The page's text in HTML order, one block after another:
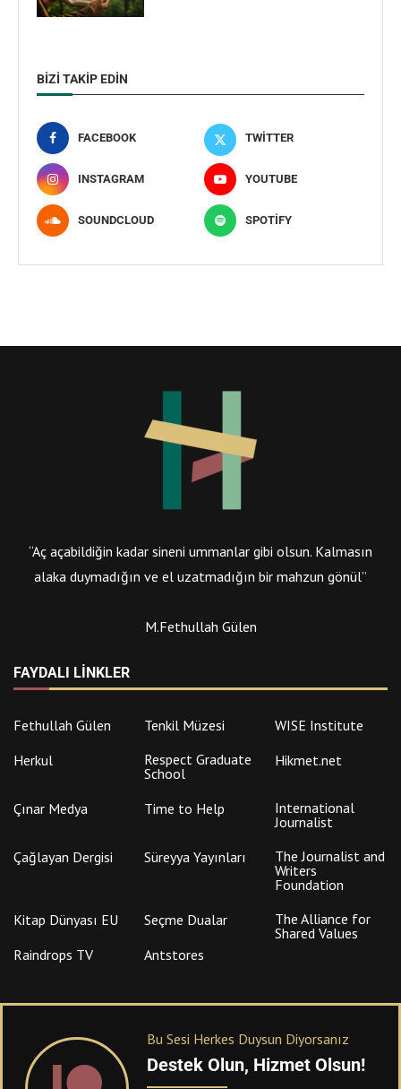
BIZI TAKIP EDIN
FACEBOOK TWITTER
INSTAGRAM YOUTUBE
SOUNDCLOUD SPOTIFY
“Aç açabildiğin kadar sineni ummanlar gibi olsun. Kalmasın
alaka duymadığın ve el uzatmadığın bir mahzun gönül”
M.Fethullah Gülen
FAYDALI LINKLER
Fethullah Gülen Tenkil Müzesi
WISE Institute
Herkul
Respect Graduate
School
Hikmet.net
Çınar Medya Time to Help
International
Journalist
Çağlayan Dergisi
Süreyya Yayınları
The Journalist and
Writers
Foundation
Kitap Dünyası EU
Seçme Dualar
The Alliance for
Shared Values
Raindrops TV
Antstores
Bu Sesi Herkes Duysun Diyorsanız
Destek Olun, Hizmet Olsun!